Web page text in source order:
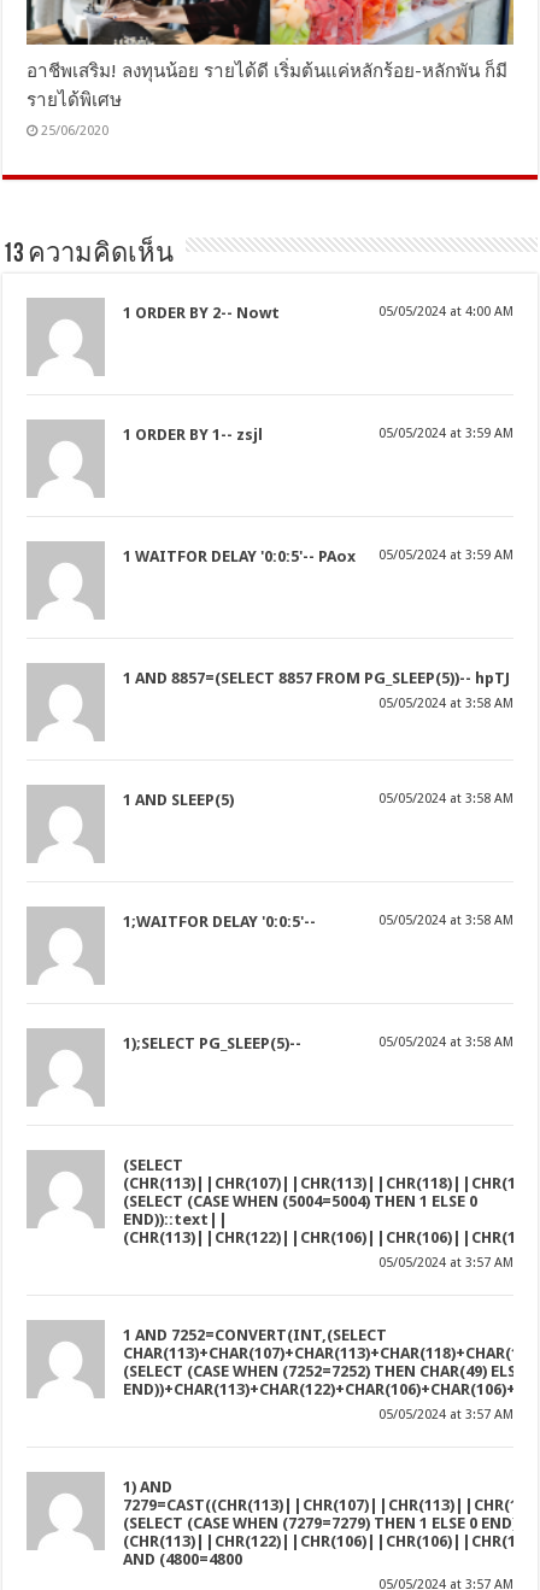
อาชีพเสริม! ลงทุนน้อย รายได้ดี เริ่มต้นแค่หลักร้อย-หลักพัน ก็มี
รายได้พิเศษ
25/06/2020
13 ความคิดเห็น
1 ORDER BY 2-- Nowt 05/05/2024 at 4:00 AM
1 ORDER BY 1-- zsjl 05/05/2024 at 3:59 AM
1 WAITFOR DELAY '0:0:5'-- PAox 05/05/2024 at 3:59 AM
1 AND 8857=(SELECT 8857 FROM PG_SLEEP(5))-- hpTJ
05/05/2024 at 3:58 AM
1 AND SLEEP(5) 05/05/2024 at 3:58 AM
1;WAITFOR DELAY '0:0:5'-- 05/05/2024 at 3:58 AM
1);SELECT PG_SLEEP(5)-- 05/05/2024 at 3:58 AM
(SELECT
(SELECT (CASE WHEN (5004=5004) THEN 1 ELSE 0
END))::text||
05/05/2024 at 3:57 AM
1 AND 7252=CONVERT(INT,(SELECT
(SELECT (CASE WHEN (7252=7252) THEN CHAR(49) ELSE
05/05/2024 at 3:57 AM
1) AND
(SELECT (CASE WHEN (7279=7279) THEN 1 ELSE 0
(CHR(113)||CHR(122)||CHR(106)||CHR(106)||CHR(113))
AND (4800=4800
05/05/2024 at 3:57 AM